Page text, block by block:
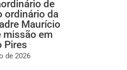
de
ordinário da
Maurício
missão em
Pires
de 2026